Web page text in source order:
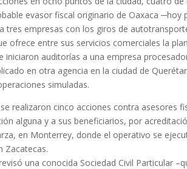
evasor fiscal originario de Oaxaca
tres empresas con los giros de
ofrece entre sus servicios comerciales la
iniciaron auditorías a una empresa
en otra agencia en la ciudad de
simuladas.
se realizaron cinco acciones contra asesores
alguna y a sus beneficiarios, por
en Monterrey, donde el operativo se
Zacatecas.
una conocida Sociedad Civil Particular